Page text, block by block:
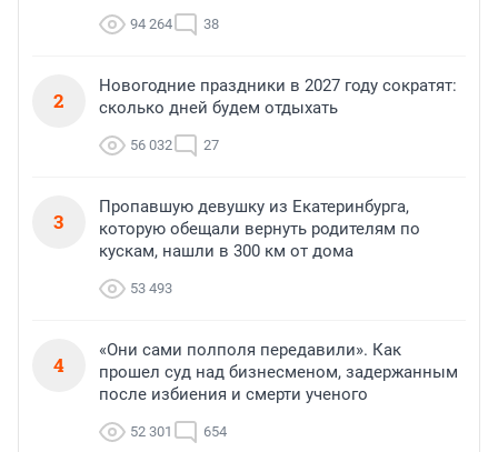
94 264 38
2
Новогодние праздники в 2027 году сократят:
сколько дней будем отдыхать
56 032 27
3
Пропавшую девушку из Екатеринбурга,
которую обещали вернуть родителям по
кускам, нашли в 300 км от дома
53 493
4
«Они сами полполя передавили». Как
прошел суд над бизнесменом, задержанным
после избиения и смерти ученого
52 301 654